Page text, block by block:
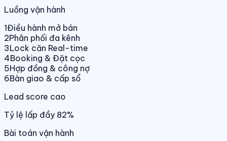
Luồng vận hành
1Điều hành mở bán
2Phân phối đa kênh
3Lock căn Real-time
4Booking & Đặt cọc
5Hợp đồng & công nợ
6Bàn giao & cấp sổ
Lead score cao
Tỷ lệ lấp đầy 82%
Bài toán vận hành